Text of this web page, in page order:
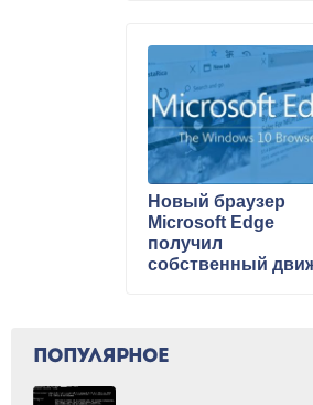
Новый браузер
Microsoft Edge
получил
собственный
ПОПУЛЯРНОЕ